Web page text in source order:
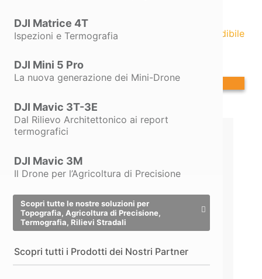
DJI Matrice 4T
Ispezioni e Termografia
DJI Mini 5 Pro
La nuova generazione dei Mini-Drone
DJI Mavic 3T-3E
Dal Rilievo Architettonico ai report
termografici
DJI Mavic 3M
Il Drone per l’Agricoltura di Precisione
Scopri tutte le nostre soluzioni per
Topografia, Agricoltura di Precisione,
Termografia, Rilievi Stradali
Scopri tutti i Prodotti dei Nostri Partner
Performance straordinarie ad un prezzo incredibile
Contattaci per scoprire le Promo valide
PreVedo (Subscription
Aggiornamenti,
Assistenza e
Consulenza inclusi